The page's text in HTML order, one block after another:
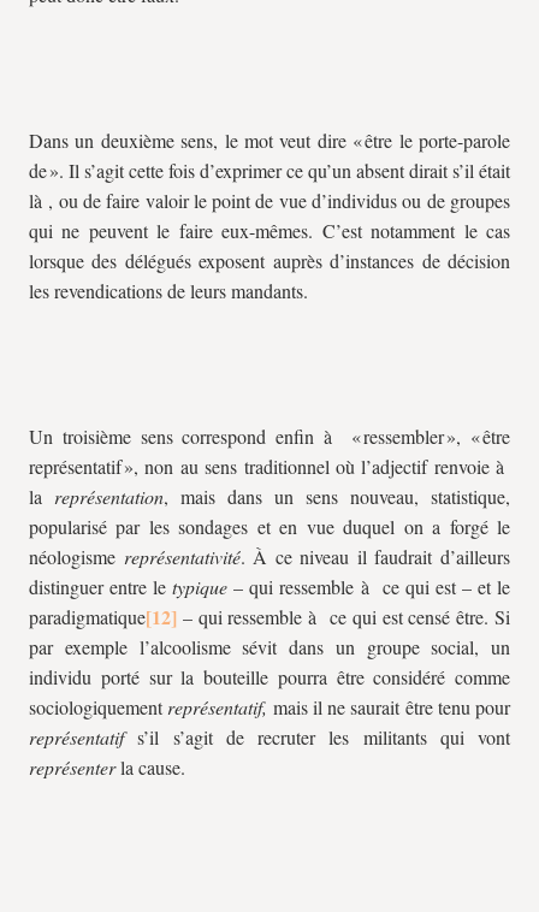
Dans un deuxième sens, le mot veut dire « être le porte-parole
de ». Il s’agit cette fois d’exprimer ce qu’un absent dirait s’il était
là , ou de faire valoir le point de vue d’individus ou de groupes
qui ne peuvent le faire eux-mêmes. C’est notamment le cas
lorsque des délégués exposent auprès d’instances de décision
les revendications de leurs mandants.
Un troisième sens correspond enfin à « ressembler », « être
représentatif », non au sens traditionnel où l’adjectif renvoie à
la représentation, mais dans un sens nouveau, statistique,
popularisé par les sondages et en vue duquel on a forgé le
néologisme représentativité. À ce niveau il faudrait d’ailleurs
distinguer entre letypique – qui ressemble à ce qui est – et le
paradigmatique
– qui ressemble à ce qui est censé être. Si
par exemple l’alcoolisme sévit dans un groupe social, un
individu porté sur la bouteille pourra être considéré comme
sociologiquement représentatif, mais il ne saurait être tenu pour
représentatifs’il s’agit de recruter les militants qui vont
représenterla cause.